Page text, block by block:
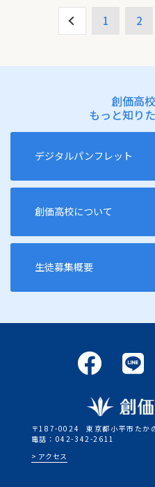
1 2
創価高
もっと知り
デジタルパンフレット
創価高校について
生徒募集概要
〒187-0024
東京都小平市たか
電話：042-342-2611
アクセス